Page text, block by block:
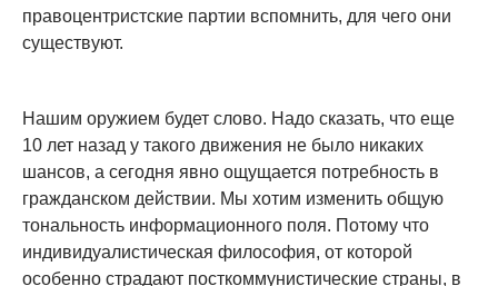
правоцентристские партии вспомнить, для чего они
существуют.
Нашим оружием будет слово. Надо сказать, что еще
10 лет назад у такого движения не было никаких
шансов, а сегодня явно ощущается потребность в
гражданском действии. Мы хотим изменить общую
тональность информационного поля. Потому что
индивидуалистическая философия, от которой
особенно страдают посткоммунистические страны, в